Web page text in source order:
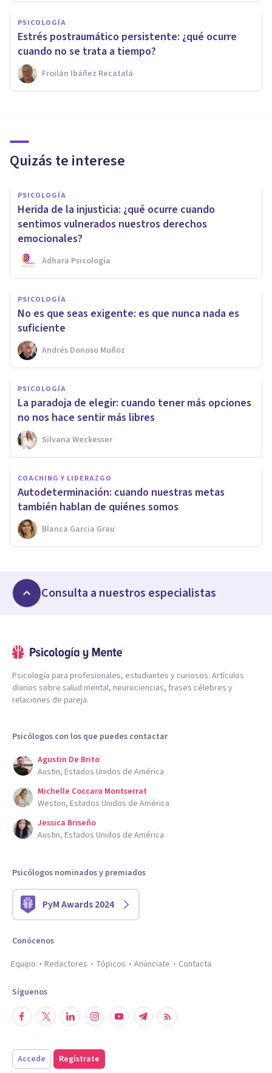
PSICOLOGÍA
Estrés postraumático persistente: ¿qué ocurre
cuando no se trata a tiempo?
Froilán Ibáñez Recatalá
Quizás te interese
PSICOLOGÍA
Herida de la injusticia: ¿qué ocurre cuando
sentimos vulnerados nuestros derechos
emocionales?
Adhara Psicología
PSICOLOGÍA
No es que seas exigente: es que nunca nada es
suficiente
Andrés Donoso Muñoz
PSICOLOGÍA
La paradoja de elegir: cuando tener más opciones
no nos hace sentir más libres
Silvana Weckesser
COACHING Y LIDERAZGO
Autodeterminación: cuando nuestras metas
también hablan de quiénes somos
Blanca Garcia Grau
Consulta a nuestros especialistas
Psicología para profesionales, estudiantes y curiosos. Artículos
diarios sobre salud mental, neurociencias, frases célebres y
relaciones de pareja.
Psicólogos con los que puedes contactar
Agustin De Brito
Austin, Estados Unidos de América
Michelle Coccaro Montserrat
Weston, Estados Unidos de América
Jessica Briseño
Austin, Estados Unidos de América
Psicólogos nominados y premiados
PyM Awards 2024
Conócenos
Equipo
Redactores Tópicos Anúnciate Contacta
Síguenos
Accede Regístrate